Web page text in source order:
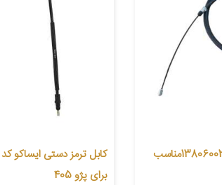
کابل ترمز دستی ایساکو کد 13806002مناسب
برای پژو 405